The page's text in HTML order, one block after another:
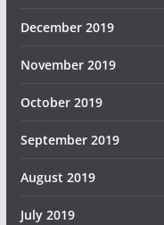
December 2019
November 2019
October 2019
September 2019
August 2019
July 2019